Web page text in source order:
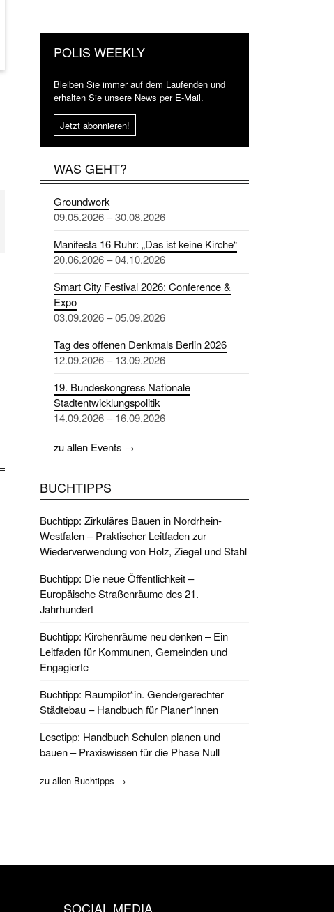
POLIS WEEKLY
Bleiben Sie immer auf dem Laufenden und
erhalten Sie unsere News per E-Mail.
Jetzt abonnieren!
WAS GEHT?
Groundwork
09.05.2026 – 30.08.2026
Manifesta 16 Ruhr: „Das ist keine Kirche“
20.06.2026 – 04.10.2026
Smart City Festival 2026: Conference &
Expo
03.09.2026 – 05.09.2026
Tag des offenen Denkmals Berlin 2026
12.09.2026 – 13.09.2026
19. Bundeskongress Nationale
Stadtentwicklungspolitik
14.09.2026 – 16.09.2026
zu allen Events →
BUCHTIPPS
Buchtipp: Zirkuläres Bauen in Nordrhein-
Westfalen – Praktischer Leitfaden zur
Wiederverwendung von Holz, Ziegel und Stahl
Buchtipp: Die neue Öffentlichkeit –
Europäische Straßenräume des 21.
Jahrhundert
Buchtipp: Kirchenräume neu denken – Ein
Leitfaden für Kommunen, Gemeinden und
Engagierte
Buchtipp: Raumpilot*in. Gendergerechter
Städtebau – Handbuch für Planer*innen
Lesetipp: Handbuch Schulen planen und
bauen – Praxiswissen für die Phase Null
zu allen Buchtipps →
SOCIAL MEDIA